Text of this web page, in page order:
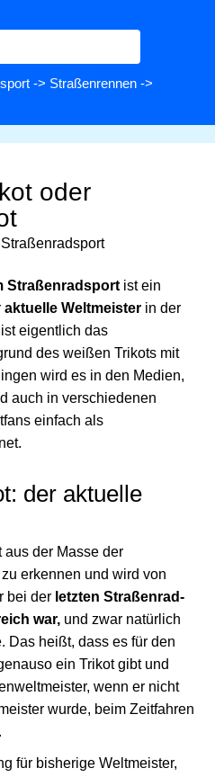
-> Straßenrennen ->
oder
Straßenradsport ist ein
aktuelle Weltmeister in der
eigentlich das
des weißen Trikots mit
wird es in den Medien,
auch in verschiedenen
einfach als
der aktuelle
aus der Masse der
erkennen und wird von
bei der letzten Straßenrad-
war, und zwar natürlich
Das heißt, dass es für den
ein Trikot gibt und
wenn er nicht
wurde, beim Zeitfahren
für bisherige Weltmeister,